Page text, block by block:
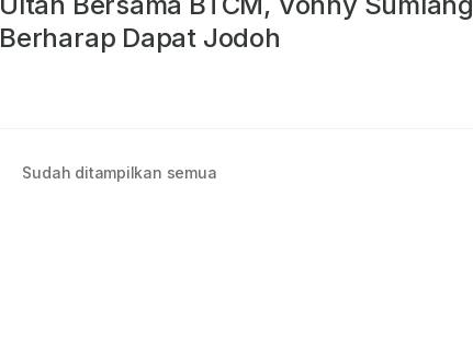
Berharap Dapat Jodoh
Sudah ditampilkan semua